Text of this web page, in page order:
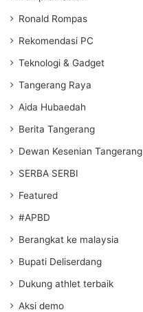
Ronald Rompas
Rekomendasi PC
Teknologi & Gadget
Tangerang Raya
Aida Hubaedah
Berita Tangerang
Dewan Kesenian Tangerang
SERBA SERBI
Featured
#APBD
Berangkat ke malaysia
Bupati Deliserdang
Dukung athlet terbaik
Aksi demo